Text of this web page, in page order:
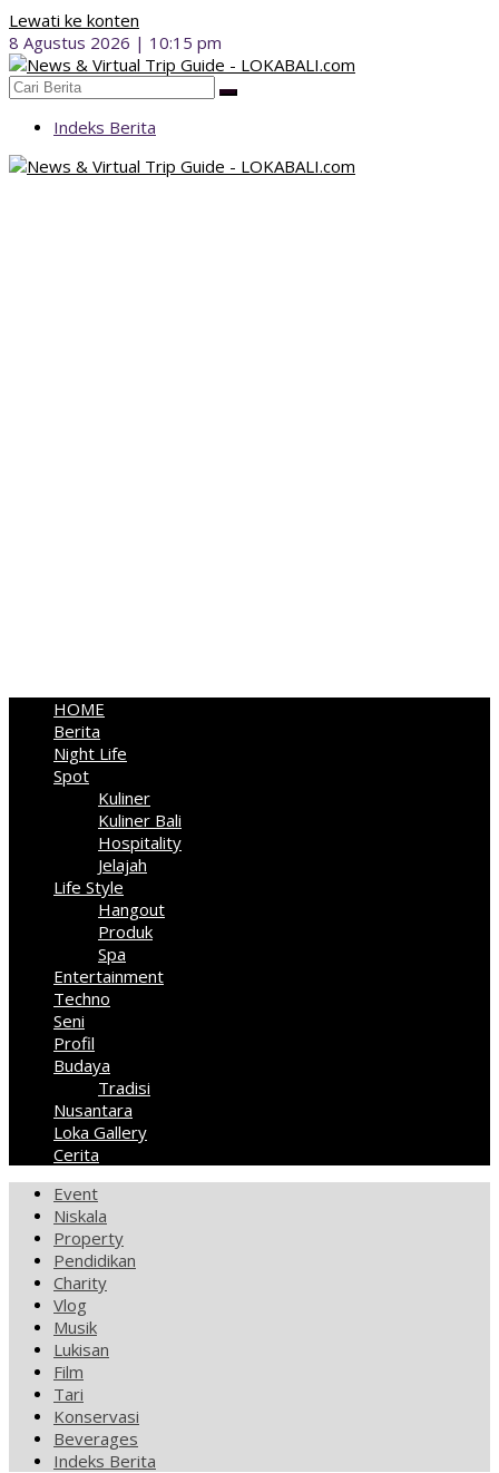
Lewati ke konten
8 Agustus 2026 | 10:15 pm
Indeks Berita
HOME
Berita
Night Life
Spot
Kuliner
Kuliner Bali
Hospitality
Jelajah
Life Style
Hangout
Produk
Spa
Entertainment
Techno
Seni
Profil
Budaya
Tradisi
Nusantara
Loka Gallery
Cerita
Event
Niskala
Property
Pendidikan
Charity
Vlog
Musik
Lukisan
Film
Tari
Konservasi
Beverages
Indeks Berita